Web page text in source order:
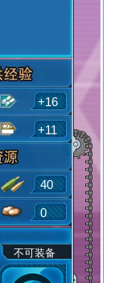
+16
+11
40
0
不可装备